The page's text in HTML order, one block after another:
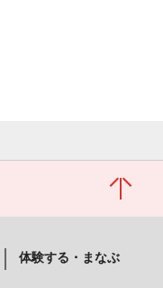
体験する・まなぶ